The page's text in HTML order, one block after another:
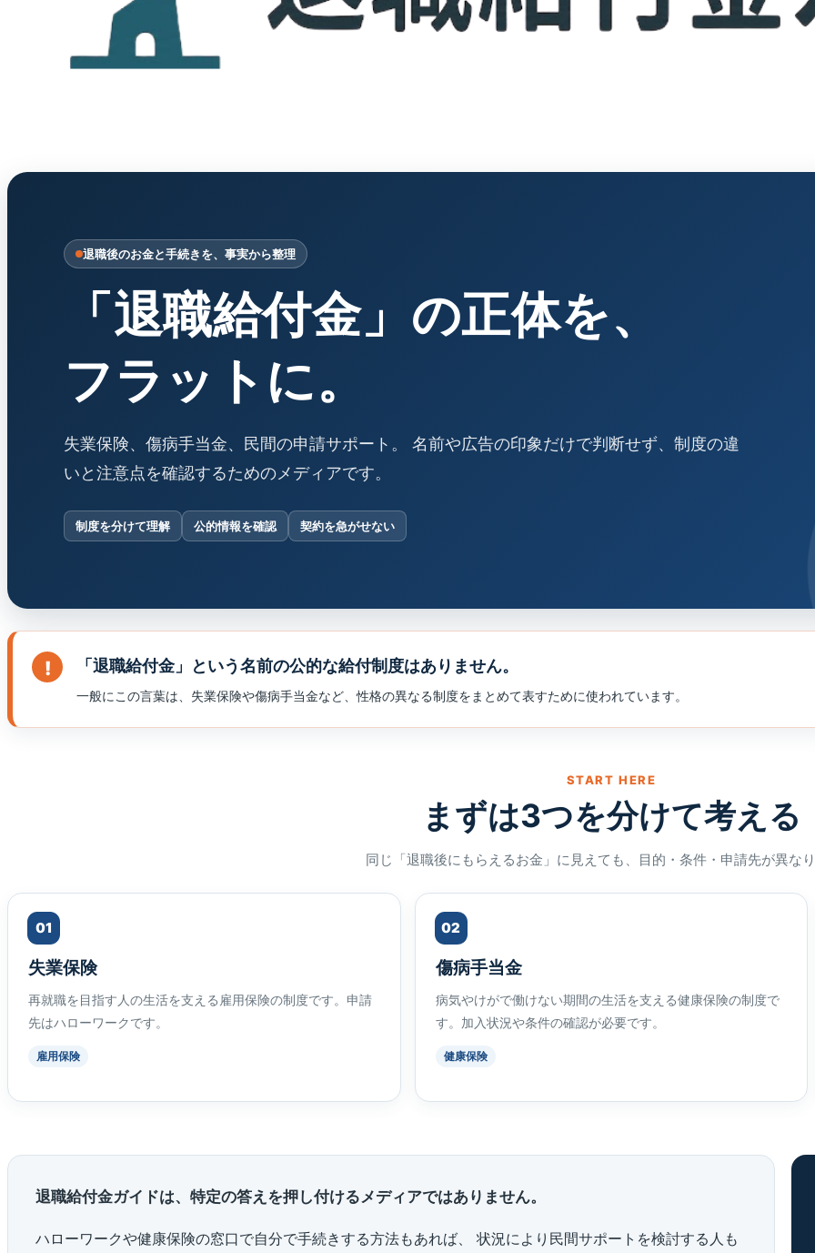
退職後のお金と手続きを、事実から整理
「退職給付金」の正体を、
フラットに。
失業保険、傷病手当金、民間の申請サポート。 名前や広告の印象だけで判断せず、制度の違
いと注意点を確認するためのメディアです。
制度を分けて理解 公的情報を確認 契約を急がせない
「退職給付金」という名前の公的な給付制度はありません。
一般にこの言葉は、失業保険や傷病手当金など、性格の異なる制度をまとめて表すために使われています。
START HERE
まずは3つを分けて考える
同じ「退職後にもらえるお金」に見えても、目的・条件・申請先が異な
01
失業保険
再就職を目指す人の生活を支える雇用保険の制度です。申請
先はハローワークです。
雇用保険
02
傷病手当金
病気やけがで働けない期間の生活を支える健康保険の制度で
す。加入状況や条件の確認が必要です。
健康保険
退職給付金ガイドは、特定の答えを押し付けるメディアではありません。
ハローワークや健康保険の窓口で自分で手続きする方法もあれば、 状況により民間サポートを検討する人も